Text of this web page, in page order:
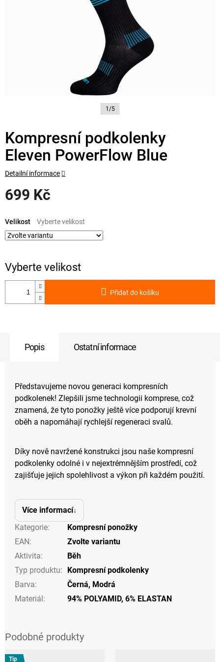
1/5
Kompresní podkolenky
Eleven PowerFlow Blue
699 Kč
cena:
Velikost
Přidat do košíku
Detailní informace
Popis Ostatní informace
Představujeme novou generaci kompresních
podkolenek! Zlepšili jsme technologii komprese, což
znamená, že tyto ponožky ještě více podporují krevní
oběh a napomáhají rychlejší regeneraci svalů.
Díky nově navržené konstrukci jsou naše kompresní
podkolenky odolné i v nejextrémnějším prostředí, což
zajišťuje jejich spolehlivost a výkon při každém použití.
Více informací
Kategorie:
Kompresní ponožky
EAN:
Zvolte variantu
Aktivita:
Běh
Typ produktu:
Kompresní podkolenky
Barva: Černá, Modrá
Materiál: 94% POLYAMID, 6% ELASTAN
Tip